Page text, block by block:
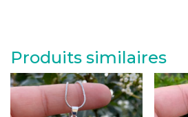
Produits similaires